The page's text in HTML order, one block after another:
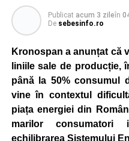
Publicat acum 3 zileîn
De sebesinfo.ro
Kronospan a anunțat că
liniile sale de producție,
până la 50% consumul
vine în contextul
piața energiei din
marilor
echilibrarea Sistemului